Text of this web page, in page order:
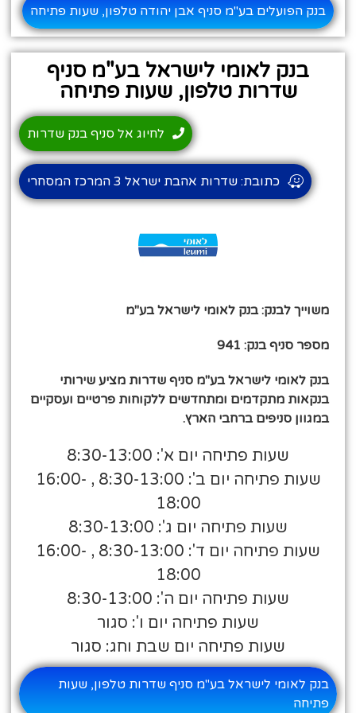
בנק הפועלים בע"מ סניף אבן יהודה טלפון, שעות פתיחה
בנק לאומי לישראל בע"מ סניף
שדרות טלפון, שעות פתיחה
משוייך לבנק: בנק לאומי לישראל בע"מ
מספר סניף בנק: 941
בנק לאומי לישראל בע"מ סניף שדרות מציע שירותי
בנקאות מתקדמים ומתחדשים ללקוחות פרטיים ועסקיים
במגוון סניפים ברחבי הארץ.
שעות פתיחה יום א': 8:30-13:00
שעות פתיחה יום ב': 8:30-13:00 , 16:00-
18:00
שעות פתיחה יום ג': 8:30-13:00
שעות פתיחה יום ד': 8:30-13:00 , 16:00-
18:00
שעות פתיחה יום ה': 8:30-13:00
שעות פתיחה יום ו': סגור
שעות פתיחה יום שבת וחג: סגור
לחיוג אל סניף בנק שדרות
כתובת: שדרות אהבת ישראל 3 המרכז המסחרי
בנק לאומי לישראל בע"מ סניף שדרות טלפון, שעות
פתיחה